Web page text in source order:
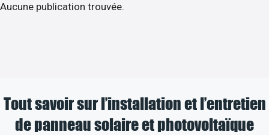
Aucune publication trouvée.
Tout savoir sur l’installation et l’entretien
de panneau solaire et photovoltaïque